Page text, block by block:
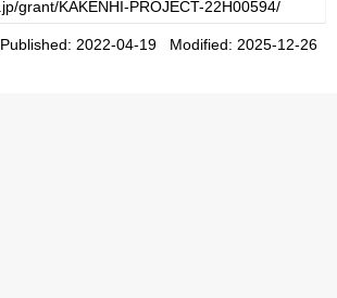
Published: 2022-04-19 Modified: 2025-12-26